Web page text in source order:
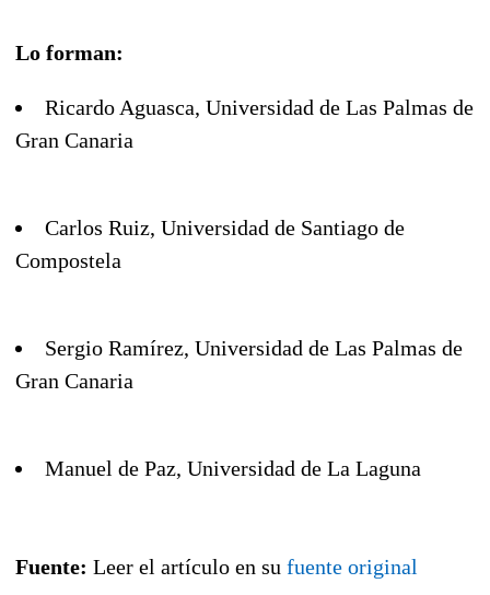
Lo forman:
Ricardo Aguasca, Universidad de Las Palmas de
Gran Canaria
Carlos Ruiz, Universidad de Santiago de
Compostela
Sergio Ramírez, Universidad de Las Palmas de
Gran Canaria
Manuel de Paz, Universidad de La Laguna
Fuente: Leer el artículo en su fuente original